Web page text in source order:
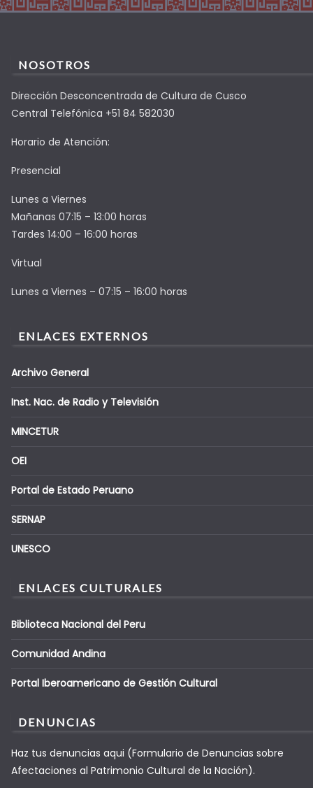
NOSOTROS
Dirección Desconcentrada de Cultura de Cusco
Central Telefónica +51 84 582030
Horario de Atención:
Presencial
Lunes a Viernes
Mañanas 07:15 – 13:00 horas
Tardes 14:00 – 16:00 horas
Virtual
Lunes a Viernes – 07:15 – 16:00 horas
ENLACES EXTERNOS
Archivo General
Inst. Nac. de Radio y Televisión
MINCETUR
OEI
Portal de Estado Peruano
SERNAP
UNESCO
ENLACES CULTURALES
Biblioteca Nacional del Peru
Comunidad Andina
Portal Iberoamericano de Gestión Cultural
DENUNCIAS
Haz tus denuncias aqui (Formulario de Denuncias sobre
Afectaciones al Patrimonio Cultural de la Nación).